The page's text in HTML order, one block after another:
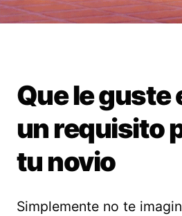
Que le guste
un requisito
tu novio
Simplemente no te